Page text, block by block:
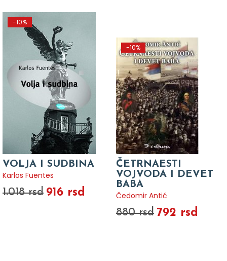
-10%
VOLJA I SUDBINA
Karlos Fuentes
1.018 rsd 916 rsd
-10%
ČETRNAESTI
VOJVODA I DEVET
BABA
Čedomir Antić
880 rsd 792 rsd